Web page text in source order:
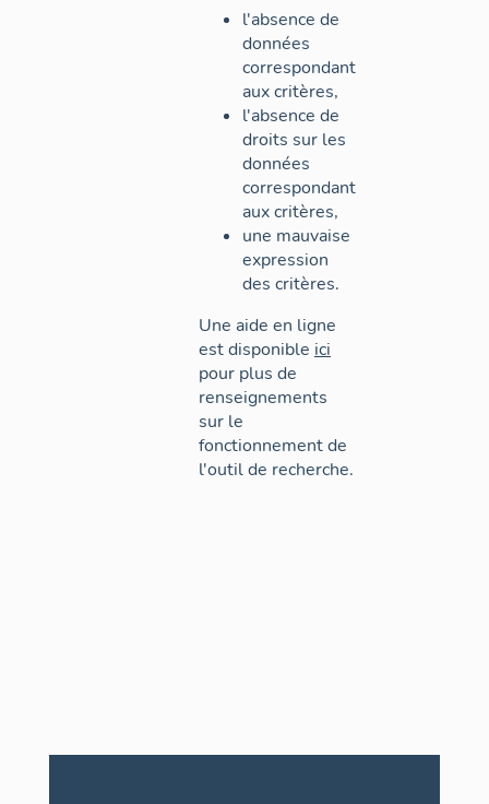
l'absence de
données
correspondant
aux critères,
l'absence de
droits sur les
données
correspondant
aux critères,
une mauvaise
expression
des critères.
Une aide en ligne
est disponible ici
pour plus de
renseignements
sur le
fonctionnement de
l'outil de recherche.